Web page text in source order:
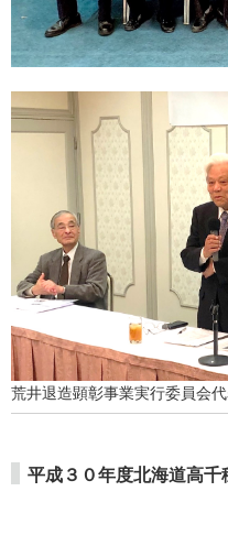
荒井退造顕彰事業実行委員会
平成３０年度北海道高